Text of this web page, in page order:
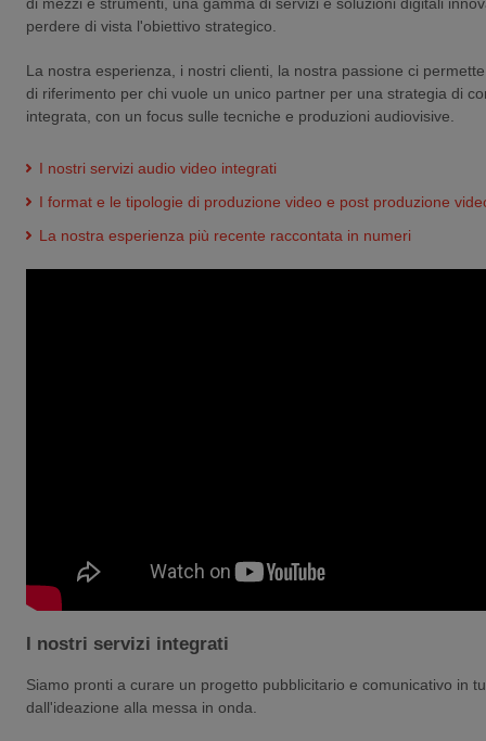
perdere di vista l'obiettivo strategico.
La nostra esperienza, i nostri clienti, la nostra passione ci
di riferimento per chi vuole un unico partner per una strategia di
integrata, con un focus sulle tecniche e produzioni audiovisive.
I nostri servizi audio video integrati
I format e le tipologie di produzione video e post produzione
La nostra esperienza più recente raccontata in numeri
I nostri servizi integrati
Siamo pronti a curare un progetto pubblicitario e comunicativo in
dall'ideazione alla messa in onda.